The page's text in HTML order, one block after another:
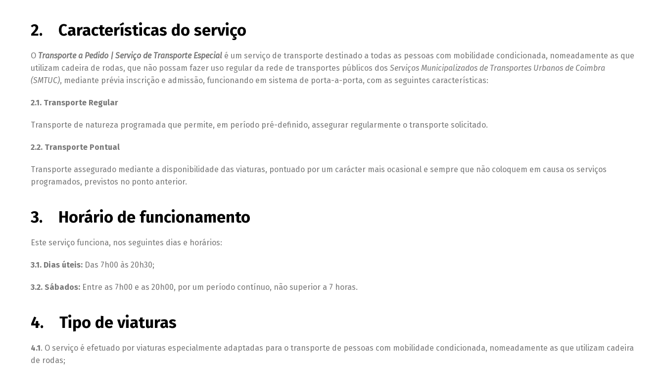
2. Características do serviço
O Transporte a Pedido | Serviço de Transporte Especial é um serviço de transporte destinado a todas as pessoas com mobilidade condicionada, nomeadamente as que
utilizam cadeira de rodas, que não possam fazer uso regular da rede de transportes públicos dos Serviços Municipalizados de Transportes Urbanos de Coimbra
(SMTUC), mediante prévia inscrição e admissão, funcionando em sistema de porta-a-porta, com as seguintes características:
2.1. Transporte Regular
Transporte de natureza programada que permite, em período pré-definido, assegurar regularmente o transporte solicitado.
2.2. Transporte Pontual
Transporte assegurado mediante a disponibilidade das viaturas, pontuado por um carácter mais ocasional e sempre que não coloquem em causa os serviços
programados, previstos no ponto anterior.
3. Horário de funcionamento
Este serviço funciona, nos seguintes dias e horários:
3.1. Dias úteis: Das 7h00 às 20h30;
3.2. Sábados: Entre as 7h00 e as 20h00, por um período contínuo, não superior a 7 horas.
4. Tipo de viaturas
4.1. O serviço é efetuado por viaturas especialmente adaptadas para o transporte de pessoas com mobilidade condicionada, nomeadamente as que utilizam cadeira
de rodas;